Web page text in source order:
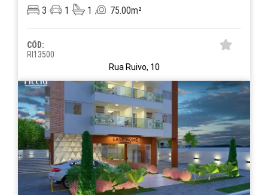
3
1 1 75.00m²
CÓD:
RI13500
Rua Ruivo, 10